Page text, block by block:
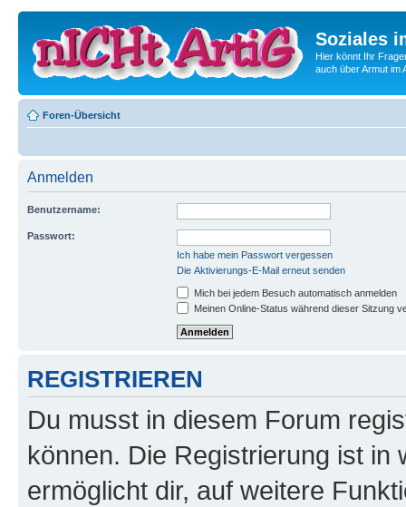
Soziales
Hier könnt Ihr
auch über Armut im
Foren-Übersicht
Anmelden
Benutzername:
Passwort:
Ich habe mein Passwort vergessen
Die Aktivierungs-E-Mail erneut senden
Mich bei jedem Besuch automatisch anmelden
Meinen Online-Status während dieser Sitzung
REGISTRIEREN
Du musst in diesem Forum
können. Die Registrierung ist in
ermöglicht dir, auf weitere